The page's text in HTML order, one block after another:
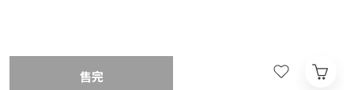
售完